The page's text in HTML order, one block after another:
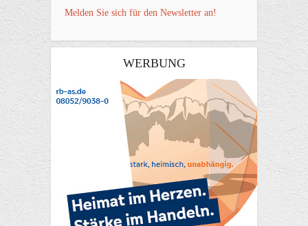
Melden Sie sich für den Newsletter an!
WERBUNG